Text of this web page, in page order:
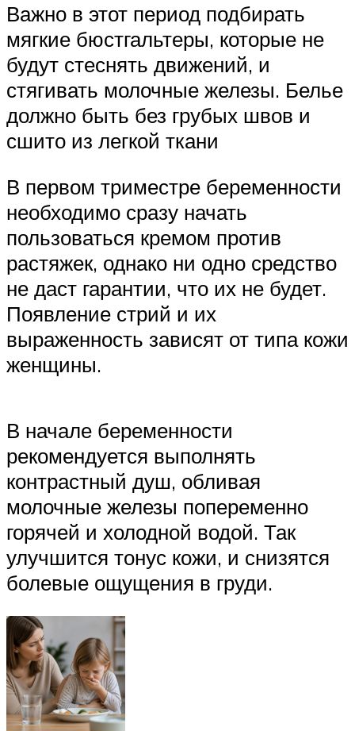
Важно в этот период подбирать
мягкие бюстгальтеры, которые не
будут стеснять движений, и
стягивать молочные железы. Белье
должно быть без грубых швов и
сшито из легкой ткани
В первом триместре беременности
необходимо сразу начать
пользоваться кремом против
растяжек, однако ни одно средство
не даст гарантии, что их не будет.
Появление стрий и их
выраженность зависят от типа кожи
женщины.
В начале беременности
рекомендуется выполнять
контрастный душ, обливая
молочные железы попеременно
горячей и холодной водой. Так
улучшится тонус кожи, и снизятся
болевые ощущения в груди.